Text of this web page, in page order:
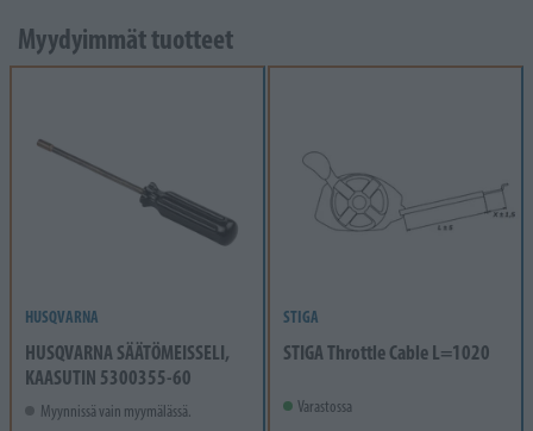
Myydyimmät tuotteet
HUSQVARNA
HUSQVARNA SÄÄTÖMEISSELI,
KAASUTIN 5300355-60
Myynnissä vain myymälässä.
STIGA
STIGA Throttle Cable L=1020
Varastossa